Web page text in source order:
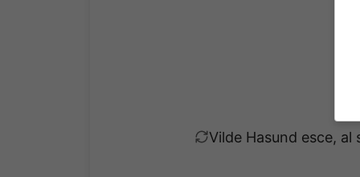
Vilde Hasund esce, al